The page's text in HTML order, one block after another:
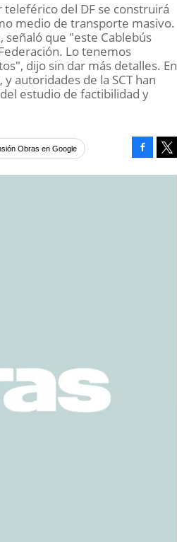
del DF se construirá
medio de transporte masivo.
señaló que "este Cablebús
Lo tenemos
dijo sin dar más detalles. En
autoridades de la SCT han
estudio de factibilidad y
Obras en Google